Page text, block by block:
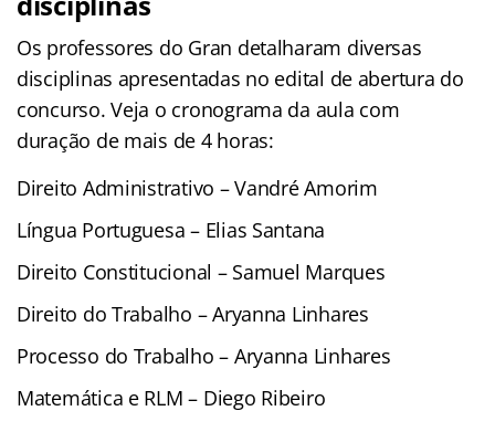
Os professores do Gran detalharam diversas
disciplinas apresentadas no edital de abertura do
concurso. Veja o cronograma da aula com
duração de mais de 4 horas:
Direito Administrativo – Vandré Amorim
Língua Portuguesa – Elias Santana
Direito Constitucional – Samuel Marques
Direito do Trabalho – Aryanna Linhares
Processo do Trabalho – Aryanna Linhares
Matemática e RLM – Diego Ribeiro